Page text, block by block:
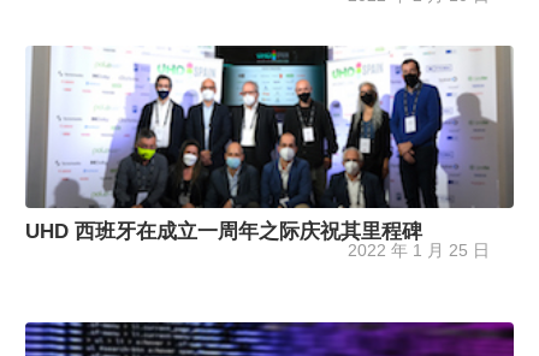
UHD 西班牙在成立一周年之际庆祝其里程碑
2022 年 1 月 25 日